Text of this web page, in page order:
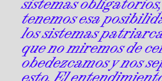
tenemos esa
los sistemas
que no miremos de
obedezcamos y nos
esto. El